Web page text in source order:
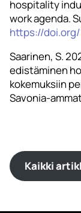
hospitality
work agenda.
https://doi.org/
Saarinen, S.
edistäminen
kokemuksiin
Savonia-
Kaikki